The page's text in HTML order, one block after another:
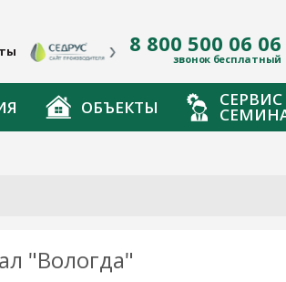
8 800 500 06 06
звонок бесплатный
ОБЪЕКТЫ СЕРВИС
"Вологда"